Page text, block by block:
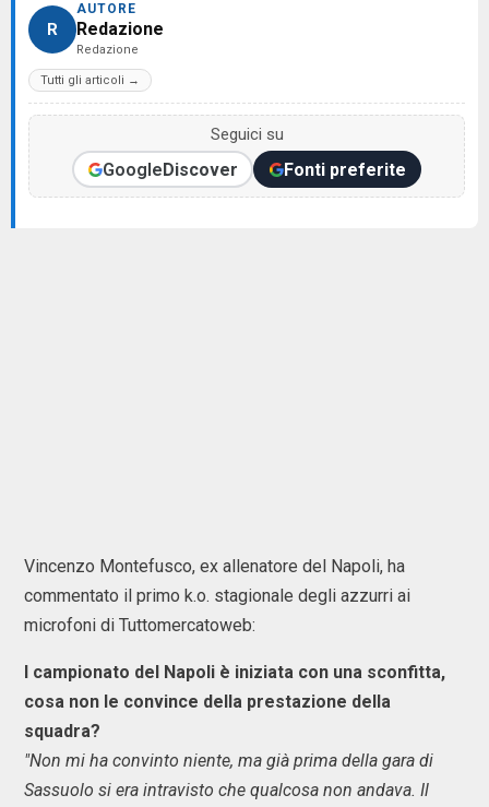
R
AUTORE
Redazione
Redazione
Tutti gli articoli →
Seguici su
GoogleDiscover Fonti preferite
Vincenzo Montefusco, ex allenatore del Napoli, ha
commentato il primo k.o. stagionale degli azzurri ai
microfoni di Tuttomercatoweb:
l campionato del Napoli è iniziata con una sconfitta,
cosa non le convince della prestazione della
squadra?
"Non mi ha convinto niente, ma già prima della gara di
Sassuolo si era intravisto che qualcosa non andava. Il